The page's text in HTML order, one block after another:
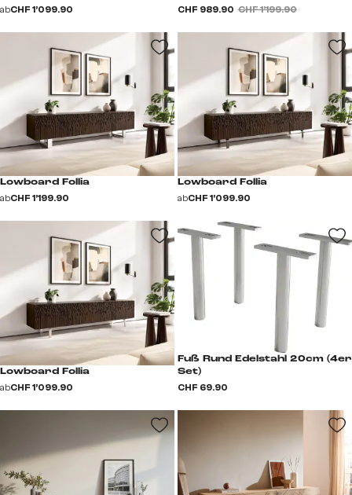
abCHF 1’099.90 CHF 989.90 CHF 1’199.90
Lowboard Follia
abCHF 1’199.90
Lowboard Follia
abCHF 1’099.90
Lowboard Follia
abCHF 1’099.90
Fuß Rund Edelstahl 20cm (4er
Set)
CHF 69.90